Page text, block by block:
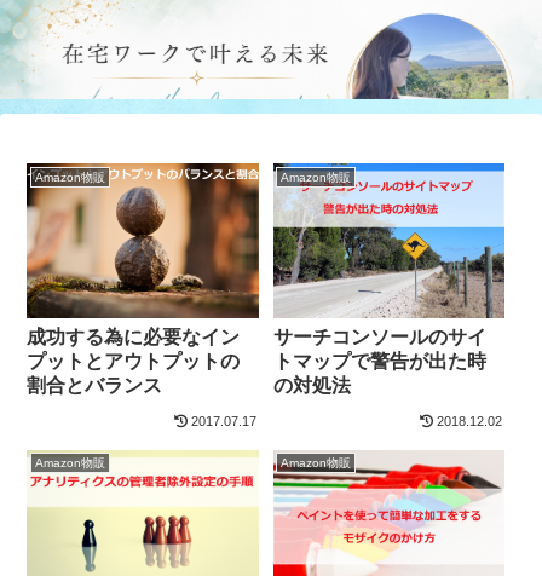
Amazon物販
成功する為に必要なイン
プットとアウトプットの
割合とバランス
2017.07.17
Amazon物販
サーチコンソールのサイ
トマップで警告が出た時
の対処法
2018.12.02
Amazon物販 Amazon物販